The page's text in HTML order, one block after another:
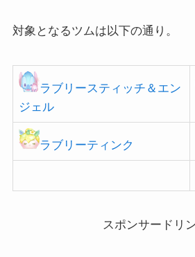
対象となるツムは以下の通り。
ラブリースティッチ＆エン
ジェル
ラブリーティンク
スポンサードリ